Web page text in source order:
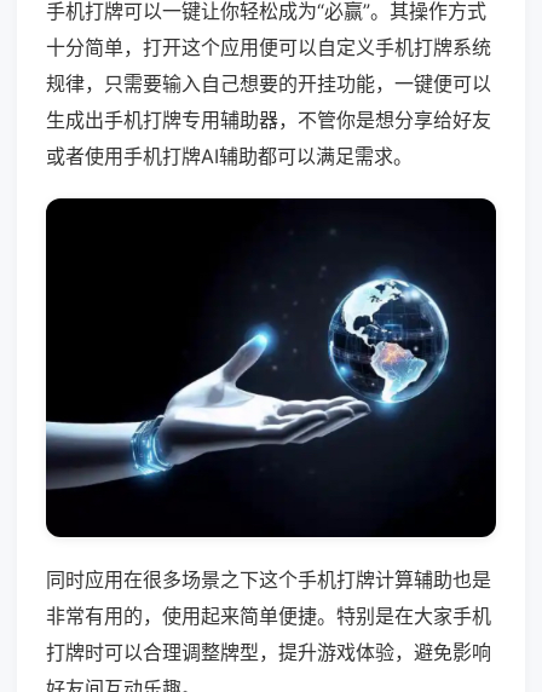
手机打牌可以一键让你轻松成为“必赢”。其操作方式
十分简单，打开这个应用便可以自定义手机打牌系统
规律，只需要输入自己想要的开挂功能，一键便可以
生成出手机打牌专用辅助器，不管你是想分享给好友
或者使用手机打牌AI辅助都可以满足需求。
同时应用在很多场景之下这个手机打牌计算辅助也是
非常有用的，使用起来简单便捷。特别是在大家手机
打牌时可以合理调整牌型，提升游戏体验，避免影响